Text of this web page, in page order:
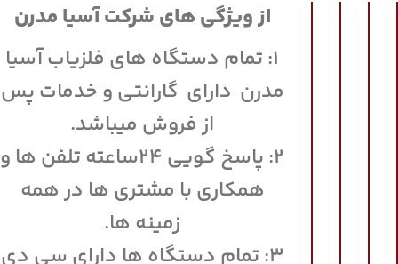
از ویژگی های شرکت آسیا مدرن
۱: تمام دستگاه های فلزیاب آسیا
مدرن دارای گارانتی و خدمات پس
از فروش میباشد.
۲: پاسخ گویی ۲۴ساعته تلفن ها و
همکاری با مشتری ها در همه
زمینه ها.
۳: تمام دستگاه ها دارای سی دی